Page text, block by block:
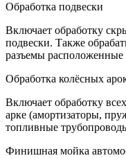
Обработка подвески
Включает обработку
подвески. Также
разъемы расположенные
Обработка колёсных
Включает обработку
арке (амортизаторы,
топливные
Финишная мойка